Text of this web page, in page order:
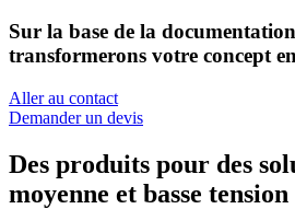
Sur la base de la
transformerons votre concept
Aller au contact
Demander un devis
Des produits pour des
moyenne et basse tension